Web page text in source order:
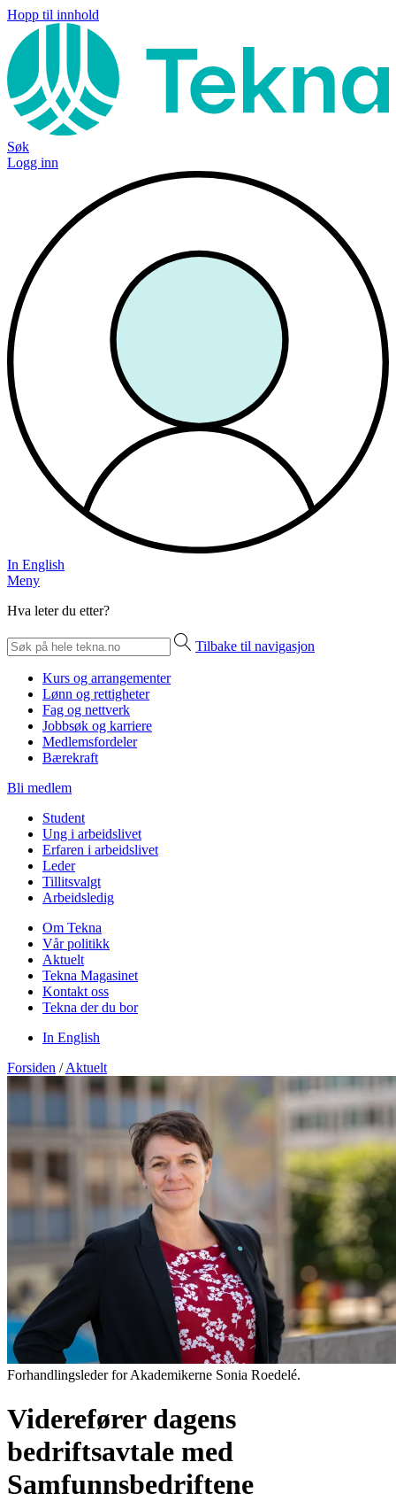
Hopp til innhold
Søk
Logg inn
In English
Meny
Hva leter du etter?
Tilbake til navigasjon
Kurs og arrangementer
Lønn og rettigheter
Fag og nettverk
Jobbsøk og karriere
Medlemsfordeler
Bærekraft
Bli medlem
Student
Ung i arbeidslivet
Erfaren i arbeidslivet
Leder
Tillitsvalgt
Arbeidsledig
Om Tekna
Vår politikk
Aktuelt
Tekna Magasinet
Kontakt oss
Tekna der du bor
In English
Forsiden / Aktuelt
Forhandlingsleder for Akademikerne Sonia Roedelé.
Viderefører dagens
bedriftsavtale med
Samfunnsbedriftene